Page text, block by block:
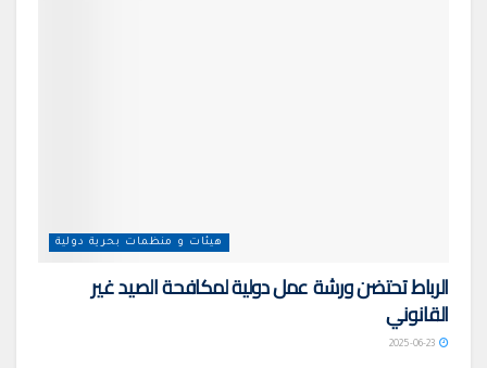
هيئات و منظمات بحرية دولية
الرباط تحتضن ورشة عمل دولية لمكافحة الصيد غير
القانوني